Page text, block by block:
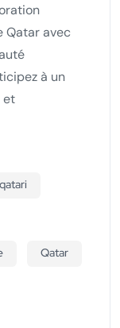
Qatar avec
à un
et
Qatar